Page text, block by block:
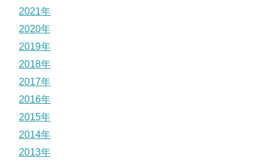
2021年
2020年
2019年
2018年
2017年
2016年
2015年
2014年
2013年